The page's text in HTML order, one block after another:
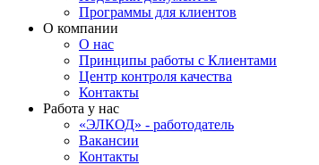
Программы для клиентов
О компании
О нас
Принципы работы с Клиентами
Центр контроля качества
Контакты
Работа у нас
«ЭЛКОД» - работодатель
Вакансии
Контакты